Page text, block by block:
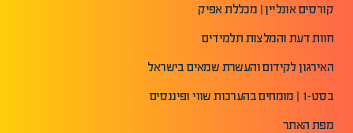
קורסים אונליין | מכללת אפיק
חוות דעת והמלצות תלמידים
האירגון לקידום והעשרת שמאים בישראל
בסט-1 | מומחים בהערכות שווי ופיננסים
מפת האתר